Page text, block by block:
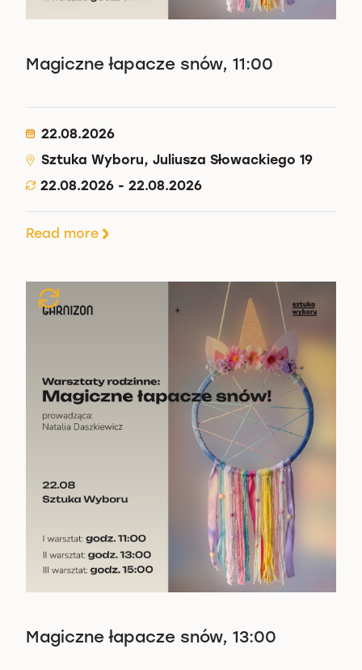
Magiczne łapacze snów, 11:00
22.08.2026
Sztuka Wyboru, Juliusza Słowackiego 19
22.08.2026 - 22.08.2026
Read more
Magiczne łapacze snów, 13:00